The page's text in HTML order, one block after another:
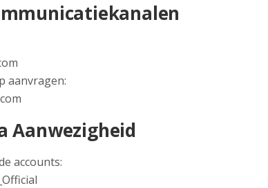
aanvragen:
Aanwezigheid
accounts: